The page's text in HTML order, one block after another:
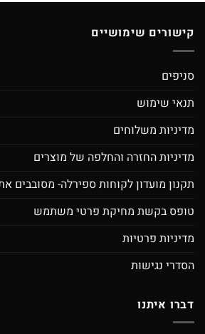
קישורים שימושיים
סניפים
תנאי שימוש
מדיניות משלוחים
מדיניות החזרה והחלפה של מוצרים
תקנון מועדון לקוחות ספירלה- מסובבים
טופס בקשת מחיקת פרטי משתמש
מדיניות פרטיות
הסדרי נגישות
דברו איתנו